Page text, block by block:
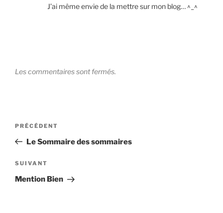
J’ai même envie de la mettre sur mon blog… ^_^
Les commentaires sont fermés.
Navigation
l’article
Article
précédent
PRÉCÉDENT
Le Sommaire des sommaires
Article
suivant
SUIVANT
Mention Bien